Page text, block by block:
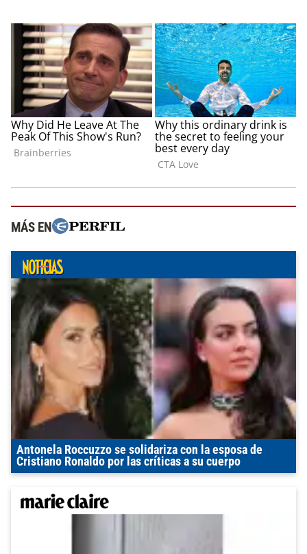
MÁS EN
Antonela Roccuzzo se solidariza con la esposa de
Cristiano Ronaldo por las críticas a su cuerpo